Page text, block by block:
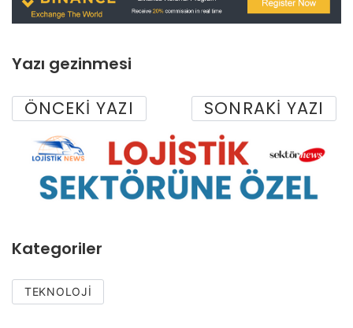
Yazı gezinmesi
ÖNCEKI YAZI SONRAKI YAZI
Kategoriler
TEKNOLOJI